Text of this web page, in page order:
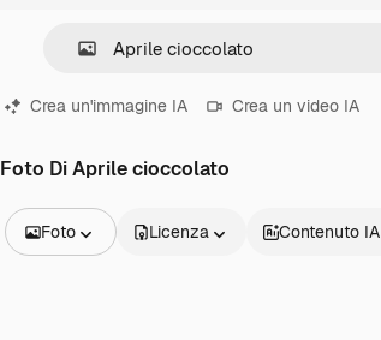
Crea un'immagine IA Crea un video IA
Foto Di Aprile cioccolato
Foto Licenza Contenuto IA